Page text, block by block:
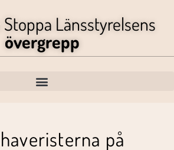
Länsstyrelsens
övergrepp
på